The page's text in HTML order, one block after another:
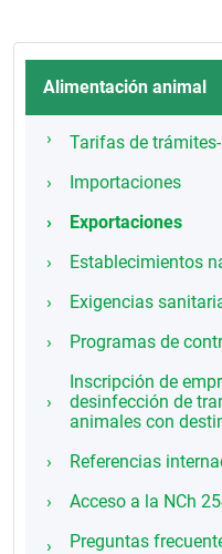
Alimentación animal
Tarifas de
Importaciones
Exportaciones
Establecimientos
Exigencias
Programas de
Inscripción de
desinfección de
animales con
Referencias
Acceso a la NCh
Preguntas